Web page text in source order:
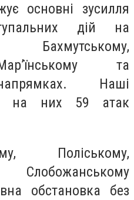
основні зусилля
дій на
та
Наші
на них 59 атак
Поліському,
обстановка без